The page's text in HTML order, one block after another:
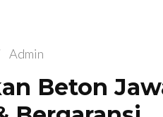
Admin
Beton